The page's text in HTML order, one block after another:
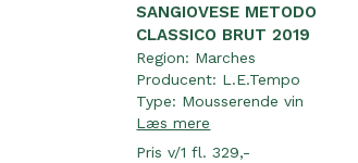
SANGIOVESE METODO
CLASSICO BRUT 2019
Region: Marches
Producent: L.E.Tempo
Type: Mousserende vin
Læs mere
Pris v/1 fl. 329,-